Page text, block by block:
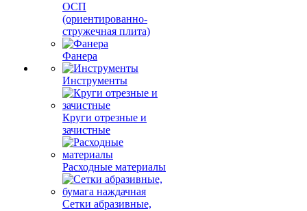
ОСП
(ориентированно-
стружечная плита)
Фанера
Инструменты
Круги отрезные и
зачистные
Расходные материалы
Сетки абразивные,